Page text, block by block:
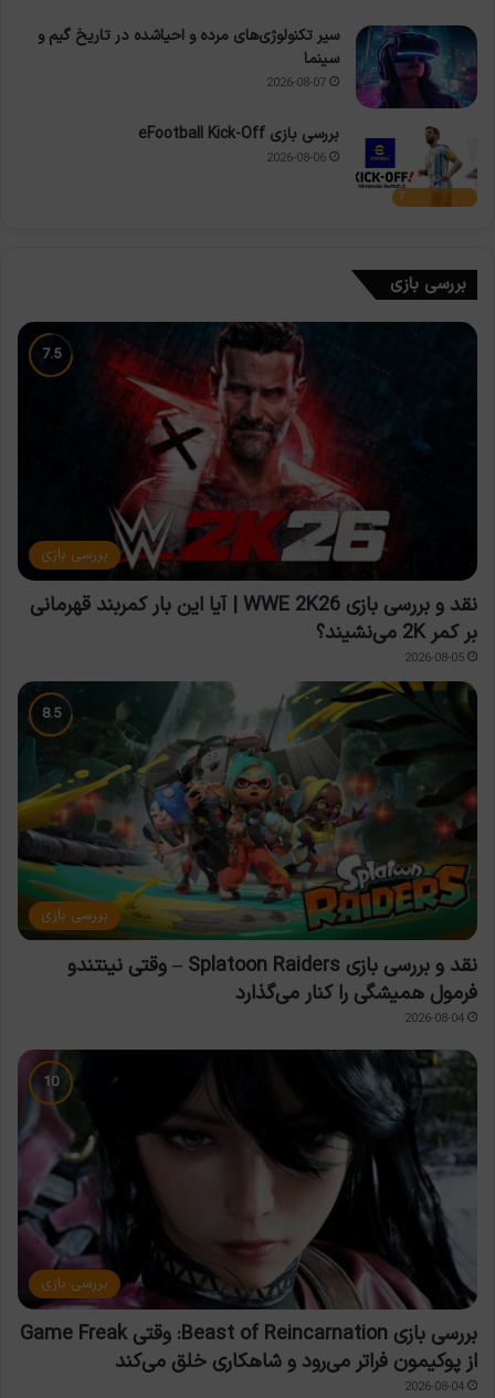
سیر تکنولوژی‌های مرده و احیاشده در تاریخ گیم و
سینما
2026-08-07
7
بررسی بازی eFootball Kick-Off
2026-08-06
بررسی بازی
بررسی بازی
نقد و بررسی بازی WWE 2K26 | آیا این بار کمربند قهرمانی
بر کمر 2K می‌نشیند؟
2026-08-05
بررسی بازی
نقد و بررسی بازی Splatoon Raiders – وقتی نینتندو
فرمول همیشگی را کنار می‌گذارد
2026-08-04
بررسی بازی
بررسی بازی Beast of Reincarnation: وقتی Game Freak
از پوکیمون فراتر می‌رود و شاهکاری خلق می‌کند
2026-08-04